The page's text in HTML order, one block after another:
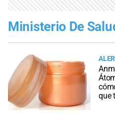
Ministerio De
que